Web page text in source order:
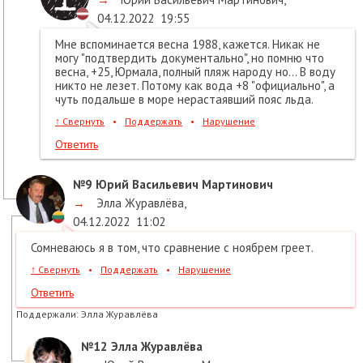
04.12.2022 19:55
Мне вспоминается весна 1988, кажется. Никак не
могу "подтвердить документально", но помню что
весна, +25, Юрмала, полный пляж народу но... В воду
никто не лезет. Потому как вода +8 "официально", а
чуть подальше в море нерастаявший пояс льда.
↑ Свернуть • Поддержать • Нарушение
Ответить
№9 Юрий Васильевич Мартинович
→
Элла Журавлёва,
04.12.2022 11:02
Сомневаюсь я в том, что сравнение с ноябрем греет.
↑ Свернуть • Поддержать • Нарушение
Ответить
Поддержали: Элла Журавлёва
№12 Элла Журавлёва